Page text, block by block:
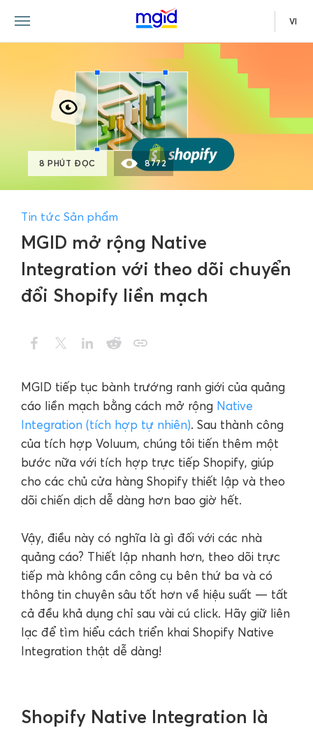
VI
MGID mở rộng Native
Integration với theo dõi chuyển
đổi Shopify liền mạch
Tin tức Sản phẩm
8 PHÚT ĐỌC 8772
MGID tiếp tục bành trướng ranh giới của quảng
cáo liền mạch bằng cách mở rộng Native
Integration (tích hợp tự nhiên). Sau thành công
của tích hợp Voluum, chúng tôi tiến thêm một
bước nữa với tích hợp trực tiếp Shopify, giúp
cho các chủ cửa hàng Shopify thiết lập và theo
dõi chiến dịch dễ dàng hơn bao giờ hết.
Vậy, điều này có nghĩa là gì đối với các nhà
quảng cáo? Thiết lập nhanh hơn, theo dõi trực
tiếp mà không cần công cụ bên thứ ba và có
thông tin chuyên sâu tốt hơn về hiệu suất — tất
cả đều khả dụng chỉ sau vài cú click. Hãy giữ liên
lạc để tìm hiểu cách triển khai Shopify Native
Integration thật dễ dàng!
Shopify Native Integration là